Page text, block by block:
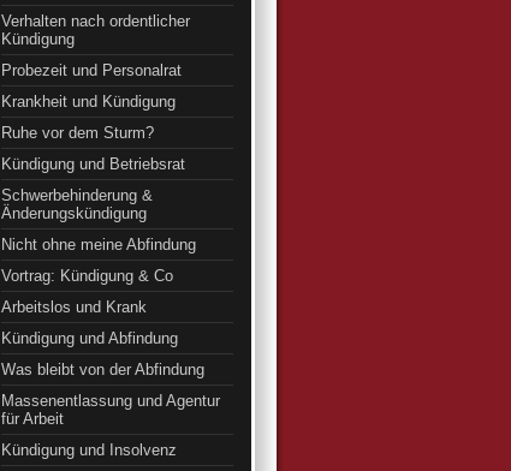
Verhalten nach ordentlicher
Kündigung
Probezeit und Personalrat
Krankheit und Kündigung
Ruhe vor dem Sturm?
Kündigung und Betriebsrat
Schwerbehinderung &
Änderungskündigung
Nicht ohne meine Abfindung
Vortrag: Kündigung & Co
Arbeitslos und Krank
Kündigung und Abfindung
Was bleibt von der Abfindung
Massenentlassung und Agentur
für Arbeit
Kündigung und Insolvenz